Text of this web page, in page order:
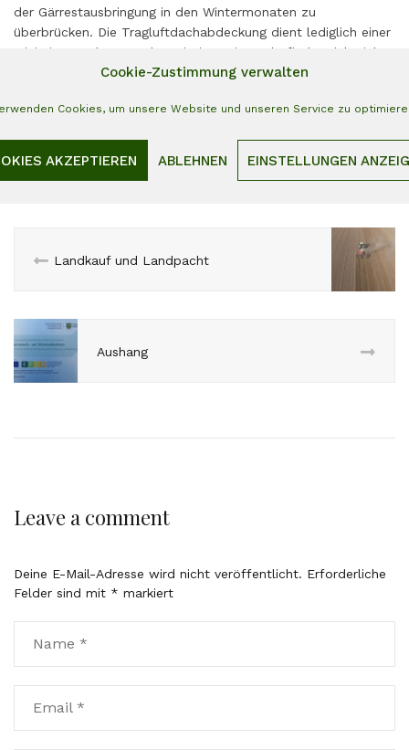
Cookie-Zustimmung verwalten
Cookies, um unsere Website und unseren Service zu
AKZEPTIEREN ABLEHNEN EINSTELLUNGEN
der Gärrestausbringung in den Wintermonaten zu
überbrücken. Die Tragluftdachabdeckung dient lediglich einer
Minimierung der Geruchsemission. Biogas befindet sich nicht
in diesem Behälter, weil er gastechnisch nicht mit den
Landkauf und Landpacht
Aushang
Leave a comment
Deine E-Mail-Adresse wird nicht veröffentlicht. Erforderliche
Felder sind mit * markiert